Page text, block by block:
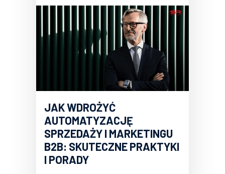
JAK WDROŻYĆ
AUTOMATYZACJĘ
SPRZEDAŻY I MARKETINGU
B2B: SKUTECZNE PRAKTYKI
I PORADY